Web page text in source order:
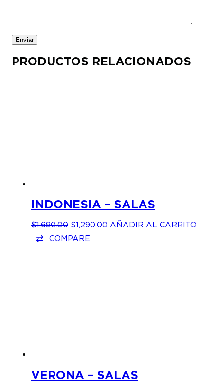
PRODUCTOS RELACIONADOS
INDONESIA – SALAS
$1,690.00 EL
ORIGINAL
$1,290.00 EL
AÑADIR AL CARRITO
COMPARE
VERONA – SALAS